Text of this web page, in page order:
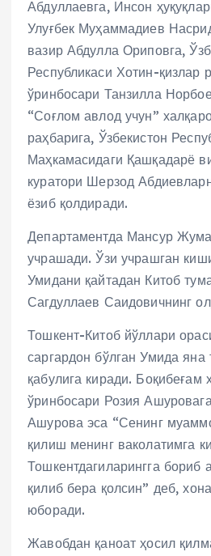
Абдуллаевга, Инсон
Улуғбек Муҳаммадиев
вазир Абдулла Ориповга,
Республикаси Хотин-қизлар
ўринбосари Танзилла
“Соғлом авлод учун”
раҳбарига, Ўзбекистон
Маҳкамасидаги Қашқадарё
куратори Шерзод
ёзиб қолдиради.
Департаментда Мансур
учрашади. Ўзи учрашган
Умидани қайтадан Китоб
Сагдуллаев Саидовичнинг
Тошкент-Китоб йўллари
саргардон бўлган Умида яна
қабулига киради. Боқибеғам
ўринбосари Розия
Ашурова эса “Сенинг
қилиш менинг ваколатимга
Тошкентдагиларингга бориб
қилиб бера қолсин” деб,
юборади.
Жавобдан қаноат ҳосил